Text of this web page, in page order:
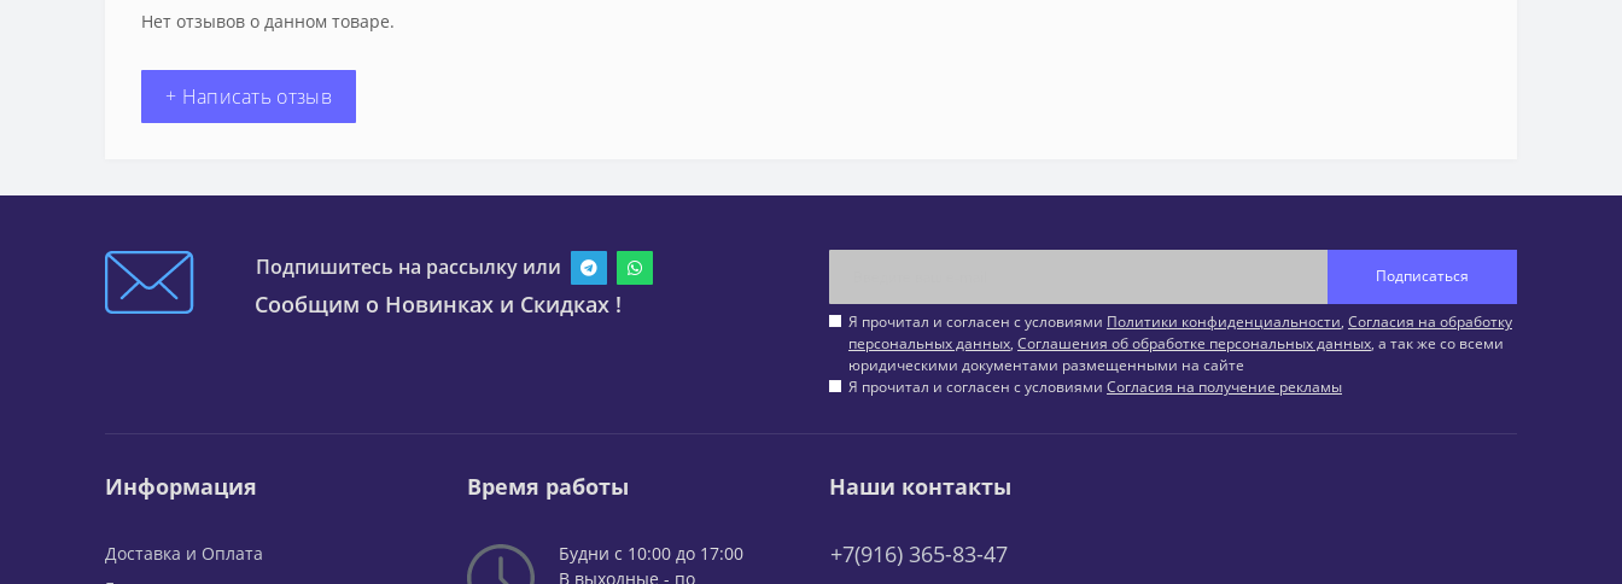
Нет отзывов о данном товаре.
+ Написать отзыв
Подпишитесь на рассылку или
Сообщим о Новинках и Скидках !
Подписаться
Я прочитал и согласен с условиями Политики конфиденциальности, Согласия на обработку
персональных данных, Соглашения об обработке персональных данных, а так же со всеми
юридическими документами размещенными на сайте
Я прочитал и согласен с условиями Согласия на получение рекламы
Информация
Доставка и Оплата
Время работы
Будни с 10:00 до 17:00
В выходные - по
Наши контакты
+7(916) 365-83-47